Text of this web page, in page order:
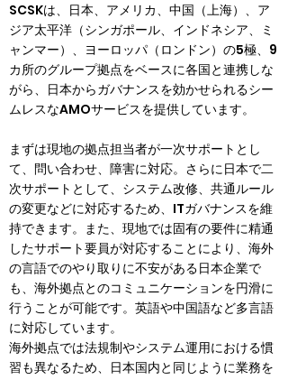
SCSKは、日本、アメリカ、中国（上海）、ア
ジア太平洋（シンガポール、インドネシア、ミ
ャンマー）、ヨーロッパ（ロンドン）の5極、9
カ所のグループ拠点をベースに各国と連携しな
がら、日本からガバナンスを効かせられるシー
ムレスなAMOサービスを提供しています。
まずは現地の拠点担当者が一次サポートとし
て、問い合わせ、障害に対応。さらに日本で二
次サポートとして、システム改修、共通ルール
の変更などに対応するため、ITガバナンスを維
持できます。また、現地では固有の要件に精通
したサポート要員が対応することにより、海外
の言語でのやり取りに不安がある日本企業で
も、海外拠点とのコミュニケーションを円滑に
行うことが可能です。英語や中国語など多言語
に対応しています。
海外拠点では法規制やシステム運用における慣
習も異なるため、日本国内と同じように業務を